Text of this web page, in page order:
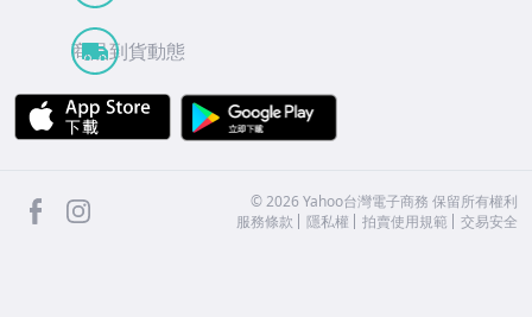
商品到貨動態
APP Store
facebook ©2026 Yahoo台灣電子商務 保留所有權利
服務條款
隱私權 拍賣使用規範 交易安全